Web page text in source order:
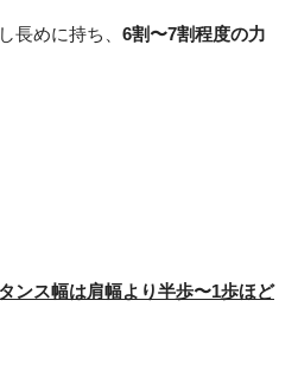
長めに持ち、 6割〜7割程度の力
ンス幅は肩幅より半歩〜1歩ほど